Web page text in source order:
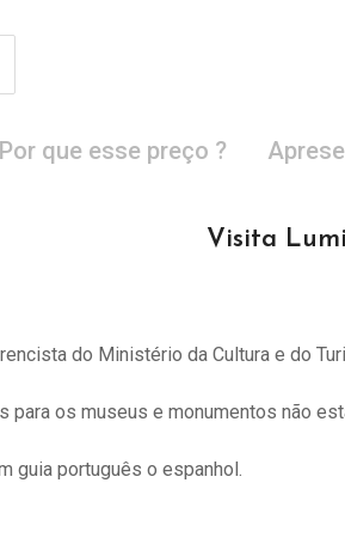
Por que esse preço ?
Visita
do Ministério da Cultura e do
para os museus e monumentos não
guia português o espanhol.